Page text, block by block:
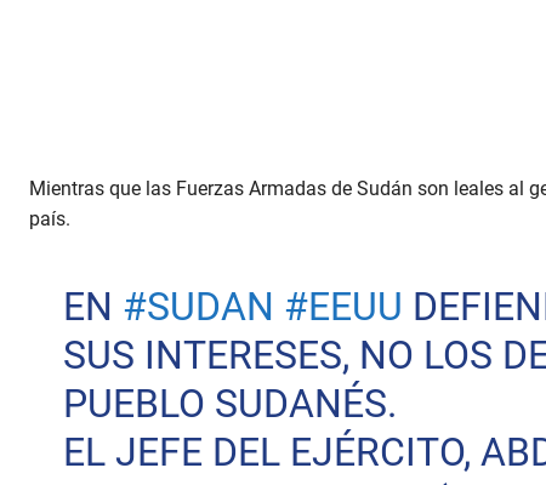
Mientras que las Fuerzas Armadas de Sudán son leales al
país.
EN #SUDAN #EEUU
SUS INTERESES, NO LOS
PUEBLO SUDANÉS.
EL JEFE DEL EJÉRCITO,